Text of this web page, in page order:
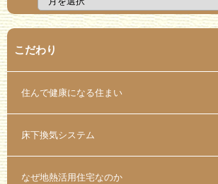
こだわり
住んで健康になる住まい
床下換気システム
なぜ地熱活用住宅なのか